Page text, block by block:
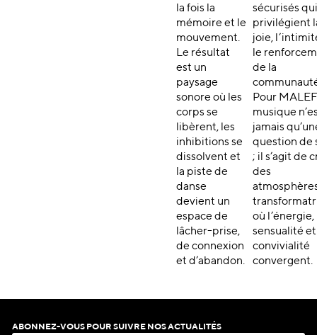
la fois la
mémoire et le
mouvement.
Le résultat
est un
paysage
sonore où les
corps se
libèrent, les
inhibitions se
dissolvent et
la piste de
danse
devient un
espace de
lâcher-prise,
de connexion
et d’abandon.
sécurisés
privilégient
joie,
le
de la
Pour
musique
jamais
question de
; il s’agit de
des
où l’énergie,
sensualité
convivialité
convergent.
ABONNEZ-VOUS POUR SUIVRE NOS ACTUALITÉS